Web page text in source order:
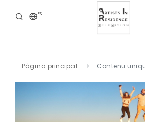
ES
Página principal Contenu